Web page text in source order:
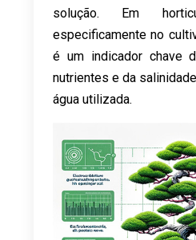
solução. Em
especificamente no
é um indicador chave
nutrientes e da
água utilizada.